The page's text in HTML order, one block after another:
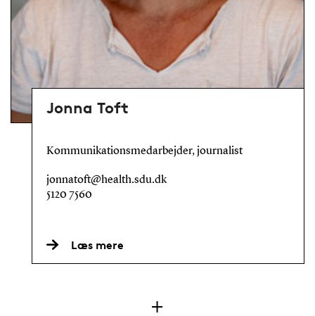
Jonna Toft
Kommunikationsmedarbejder, journalist
jonnatoft@health.sdu.dk
5120 7560
Læs mere